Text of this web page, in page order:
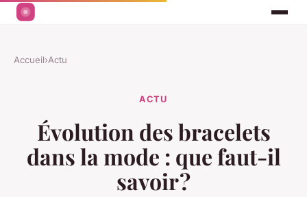
Accueil›Actu
ACTU
Évolution des bracelets
dans la mode : que faut-il
savoir ?